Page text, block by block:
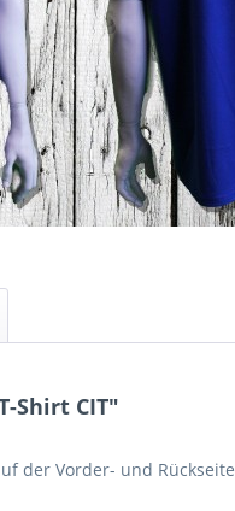
Shirt CIT"
der Vorder- und Rückseite